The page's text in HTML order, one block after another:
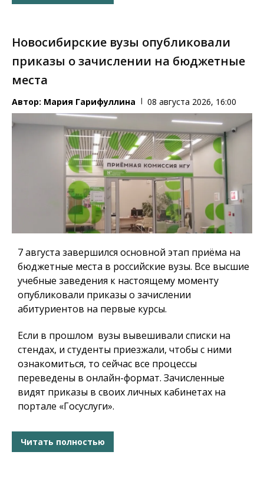
Новосибирские вузы опубликовали
приказы о зачислении на бюджетные
места
Автор: Мария Гарифуллина 08 августа 2026, 16:00
7 августа завершился основной этап приёма на
бюджетные места в российские вузы. Все высшие
учебные заведения к настоящему моменту
опубликовали приказы о зачислении
абитуриентов на первые курсы.
Если в прошлом вузы вывешивали списки на
стендах, и студенты приезжали, чтобы с ними
ознакомиться, то сейчас все процессы
переведены в онлайн-формат. Зачисленные
видят приказы в своих личных кабинетах на
портале «Госуслуги».
Читать полностью